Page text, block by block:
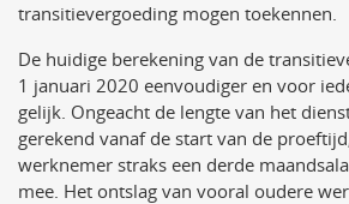
transitievergoeding mogen toekennen.
De huidige berekening van de
1 januari 2020 eenvoudiger en voor
gelijk. Ongeacht de lengte van het
gerekend vanaf de start van de
werknemer straks een derde
mee. Het ontslag van vooral oudere